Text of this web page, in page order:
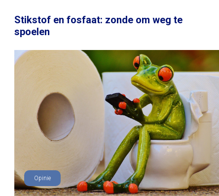
Stikstof en fosfaat: zonde om weg te
spoelen
Opinie